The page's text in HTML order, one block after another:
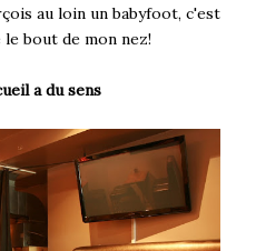
au loin un babyfoot, c'est
bout de mon nez!
a du sens